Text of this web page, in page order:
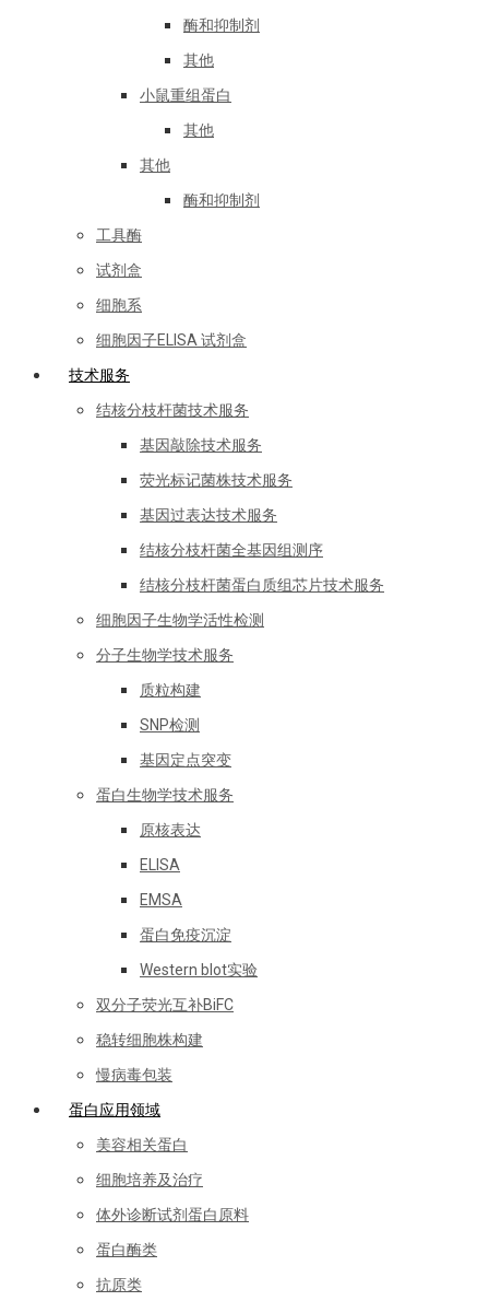
酶和抑制剂
其他
小鼠重组蛋白
其他
其他
酶和抑制剂
工具酶
试剂盒
细胞系
细胞因子ELISA 试剂盒
技术服务
结核分枝杆菌技术服务
基因敲除技术服务
荧光标记菌株技术服务
基因过表达技术服务
结核分枝杆菌全基因组测序
结核分枝杆菌蛋白质组芯片技术服务
细胞因子生物学活性检测
分子生物学技术服务
质粒构建
SNP检测
基因定点突变
蛋白生物学技术服务
原核表达
ELISA
EMSA
蛋白免疫沉淀
Western blot实验
双分子荧光互补BiFC
稳转细胞株构建
慢病毒包装
蛋白应用领域
美容相关蛋白
细胞培养及治疗
体外诊断试剂蛋白原料
蛋白酶类
抗原类